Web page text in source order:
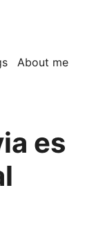
About me
es